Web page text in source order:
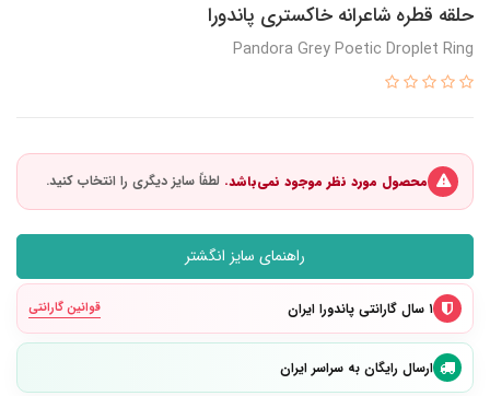
حلقه قطره شاعرانه خاکستری پاندورا
Pandora Grey Poetic Droplet Ring
محصول مورد نظر موجود نمی‌باشد.
راهنمای سایز انگشتر
۱ سال گارانتی پاندورا ایران قوانین گارانتی
ارسال رایگان به سراسر ایران